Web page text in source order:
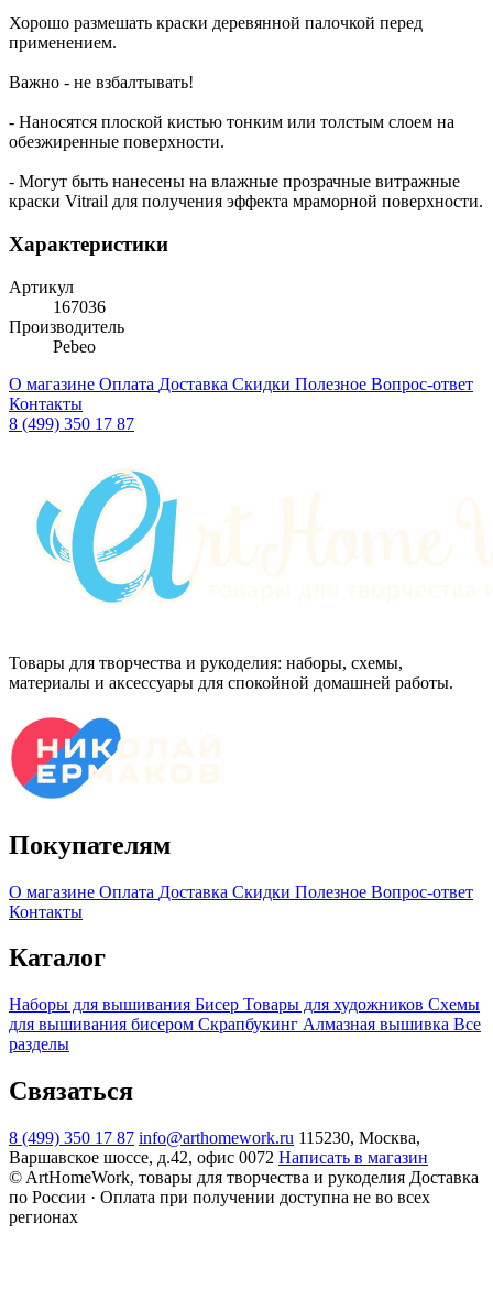
Хорошо размешать краски деревянной палочкой перед
применением.
Важно - не взбалтывать!
- Наносятся плоской кистью тонким или толстым слоем на
обезжиренные поверхности.
- Могут быть нанесены на влажные прозрачные витражные
краски Vitrail для получения эффекта мраморной поверхности.
Характеристики
Артикул
167036
Производитель
Pebeo
О магазине Оплата Доставка Скидки Полезное Вопрос-ответ
Контакты
8 (499) 350 17 87
Товары для творчества и рукоделия: наборы, схемы,
материалы и аксессуары для спокойной домашней работы.
Покупателям
О магазине Оплата Доставка Скидки Полезное Вопрос-ответ
Контакты
Каталог
Наборы для вышивания Бисер Товары для художников Схемы
для вышивания бисером Скрапбукинг Алмазная вышивка Все
разделы
Связаться
8 (499) 350 17 87 info@arthomework.ru 115230, Москва,
Варшавское шоссе, д.42, офис 0072 Написать в магазин
© ArtHomeWork, товары для творчества и рукоделия Доставка
по России · Оплата при получении доступна не во всех
регионах